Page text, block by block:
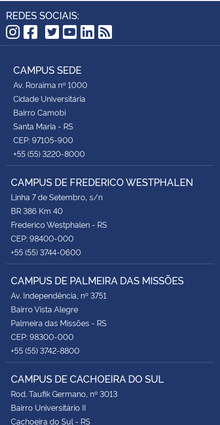
REDES SOCIAIS:
Instagram
Facebook
TikTok
Twitter
YouTube
LinkedIn
RSS
CAMPUS SEDE
Av. Roraima nº 1000
Cidade Universitária
Bairro Camobi
Santa Maria - RS
CEP: 97105-900
+55 (55) 3220-8000
CAMPUS DE FREDERICO WESTPHALEN
Linha 7 de Setembro, s/n
BR 386 Km 40
Frederico Westphalen - RS
CEP: 98400-000
+55 (55) 3744-0600
CAMPUS DE PALMEIRA DAS MISSÕES
Av. Independência, nº 3751
Bairro Vista Alegre
Palmeira das Missões - RS
CEP: 98300-000
+55 (55) 3742-8800
CAMPUS DE CACHOEIRA DO SUL
Rod. Taufik Germano, nº 3013
Bairro Universitário II
Cachoeira do Sul - RS